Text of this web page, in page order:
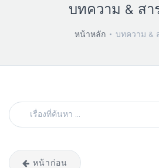
บทความ & สา
หน้าหลัก บทความ &
หน้าก่อน